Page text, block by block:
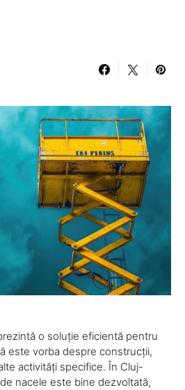
o soluție eficientă pentru
este vorba despre construcții,
activități specifice. În Cluj-
nacele este bine dezvoltată,